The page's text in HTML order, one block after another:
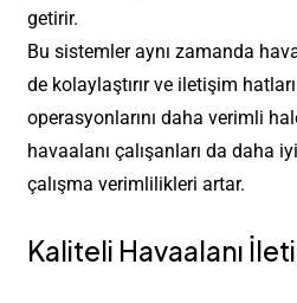
getirir.
Bu sistemler aynı zamanda
de kolaylaştırır ve iletişim
operasyonlarını daha verimli
havaalanı çalışanları da daha
çalışma verimlilikleri artar.
Kaliteli Havaalanı